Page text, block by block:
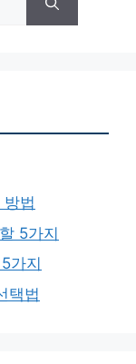
법
5가지
가지
택법